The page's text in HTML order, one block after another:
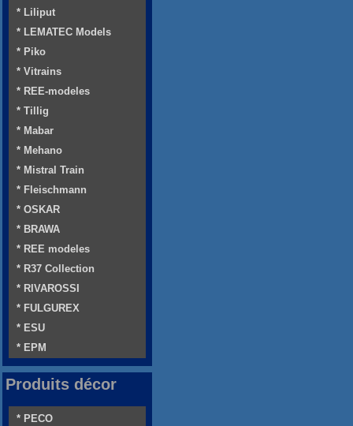
* Liliput
* LEMATEC Models
* Piko
* Vitrains
* REE-modeles
* Tillig
* Mabar
* Mehano
* Mistral Train
* Fleischmann
* OSKAR
* BRAWA
* REE modeles
* R37 Collection
* RIVAROSSI
* FULGUREX
* ESU
* EPM
Produits décor
* PECO